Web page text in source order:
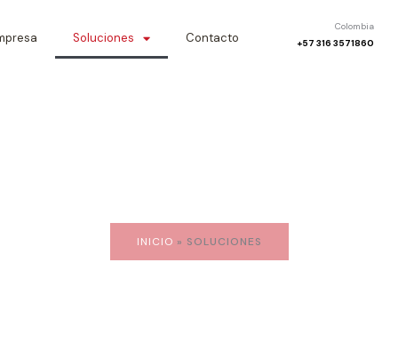
Soluciones Contacto
Colombia
+57 316 3571860
INICIO » SOLUCIONES